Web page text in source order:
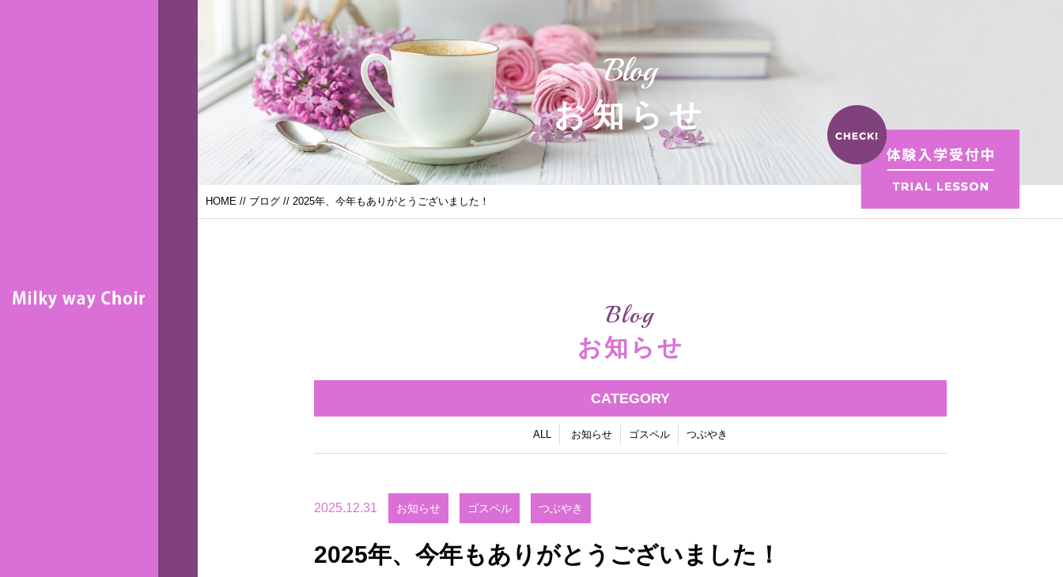
Blog
お知らせ
HOME // ブログ // 2025年、今年もありがとうございました！
Blog
お知らせ
CATEGORY
ALL お知らせ ゴスペル つぶやき
2025.12.31 お知らせ ゴスペル つぶやき
2025年、今年もありがとうございました！